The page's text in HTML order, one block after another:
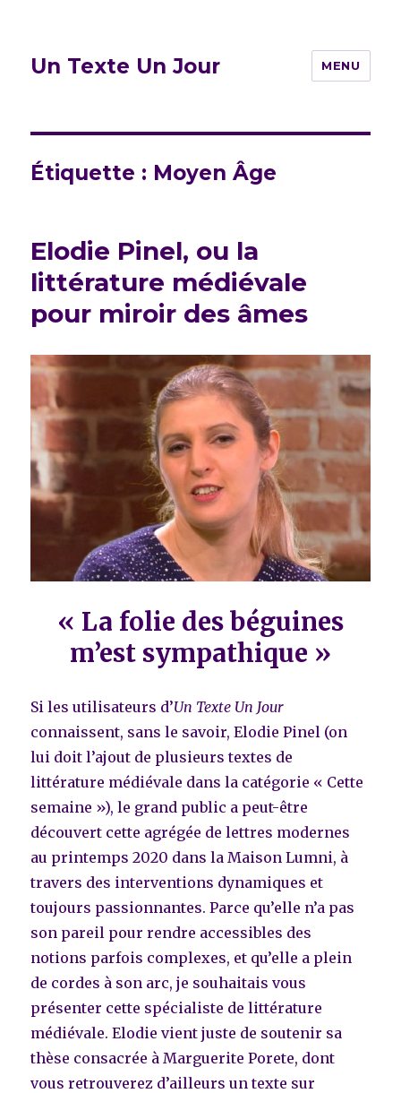
Un Texte Un Jour MENU
Étiquette : Moyen Âge
Elodie Pinel, ou la
littérature médiévale
pour miroir des âmes
« La folie des béguines
m’est sympathique »
Si les utilisateurs d’Un Texte Un Jour
connaissent, sans le savoir, Elodie Pinel (on
lui doit l’ajout de plusieurs textes de
littérature médiévale dans la catégorie « Cette
semaine »), le grand public a peut-être
découvert cette agrégée de lettres modernes
au printemps 2020 dans la Maison Lumni, à
travers des interventions dynamiques et
toujours passionnantes. Parce qu’elle n’a pas
son pareil pour rendre accessibles des
notions parfois complexes, et qu’elle a plein
de cordes à son arc, je souhaitais vous
présenter cette spécialiste de littérature
médiévale. Elodie vient juste de soutenir sa
thèse consacrée à Marguerite Porete, dont
vous retrouverez d’ailleurs un texte sur